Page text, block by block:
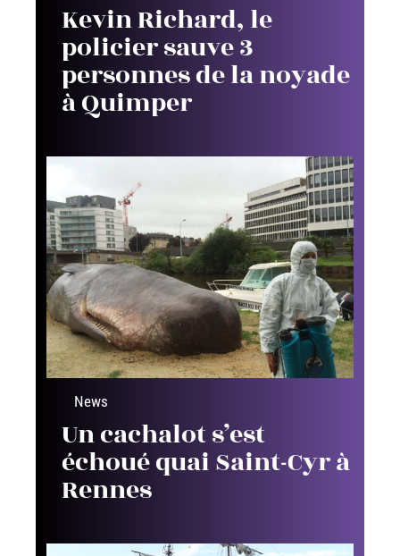
Kevin Richard, le
policier sauve 3
personnes de la noyade
à Quimper
News
Un cachalot s’est
échoué quai Saint-Cyr à
Rennes